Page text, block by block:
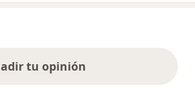
tu opinión